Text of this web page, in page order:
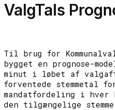
ValgTals
Til brug for
bygget en prognose-
minut i løbet af
forventede stemmetal
mandatfordeling i hver
den tilgængelige